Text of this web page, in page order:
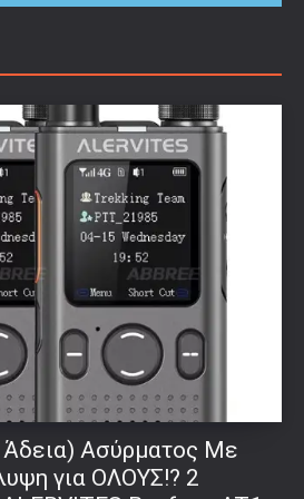
Ασύρματος Με
για ΟΛΟΥΣ!? 2